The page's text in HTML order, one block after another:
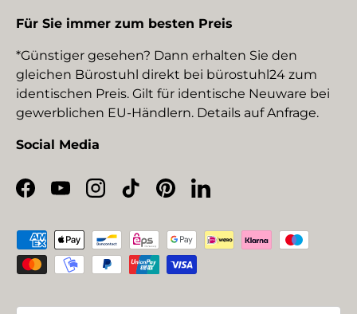
Für Sie immer zum besten Preis
*Günstiger gesehen? Dann erhalten Sie den
gleichen Bürostuhl direkt bei bürostuhl24 zum
identischen Preis. Gilt für identische Neuware bei
gewerblichen EU-Händlern. Details auf Anfrage.
Social Media
Facebook
YouTubeInstagram
TikTokPinterestLinkedIn
Zahlungsmethoden